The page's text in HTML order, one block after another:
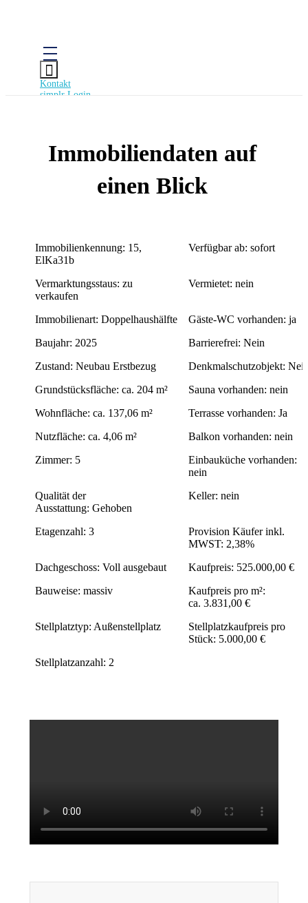
Baidenger Finanzberatung GmbH
Versicherungsmakler und Finanzberatung in Karlsruhe
Kontakt
simplr Login
ÜBER UNS
TELEFON
FINANZNEWS
IMPRESSUM
DATENSCHUTZERKLÄRUNG
Immobiliendaten auf
einen Blick
Immobilienkennung: 15,
ElKa31b
Verfügbar ab: sofort
Vermarktungsstaus: zu
verkaufen
Vermietet: nein
Immobilienart: Doppelhaushälfte
Gäste-WC vorhanden: ja
Baujahr: 2025
Barrierefrei: Nein
Zustand: Neubau Erstbezug
Denkmalschutzobjekt:
Grundstücksfläche: ca. 204 m²
Sauna vorhanden: nein
Wohnfläche: ca. 137,06 m²
Terrasse vorhanden: Ja
Nutzfläche: ca. 4,06 m²
Balkon vorhanden: nein
Zimmer: 5
Einbauküche vorhanden:
nein
Qualität der
Ausstattung: Gehoben
Keller: nein
Etagenzahl: 3
Provision Käufer inkl.
MWST: 2,38%
Dachgeschoss: Voll ausgebaut
Kaufpreis: 525.000,00 €
Bauweise: massiv
Kaufpreis pro m²:
ca. 3.831,00 €
Stellplatztyp: Außenstellplatz
Stellplatzkaufpreis pro
Stück: 5.000,00 €
Stellplatzanzahl: 2